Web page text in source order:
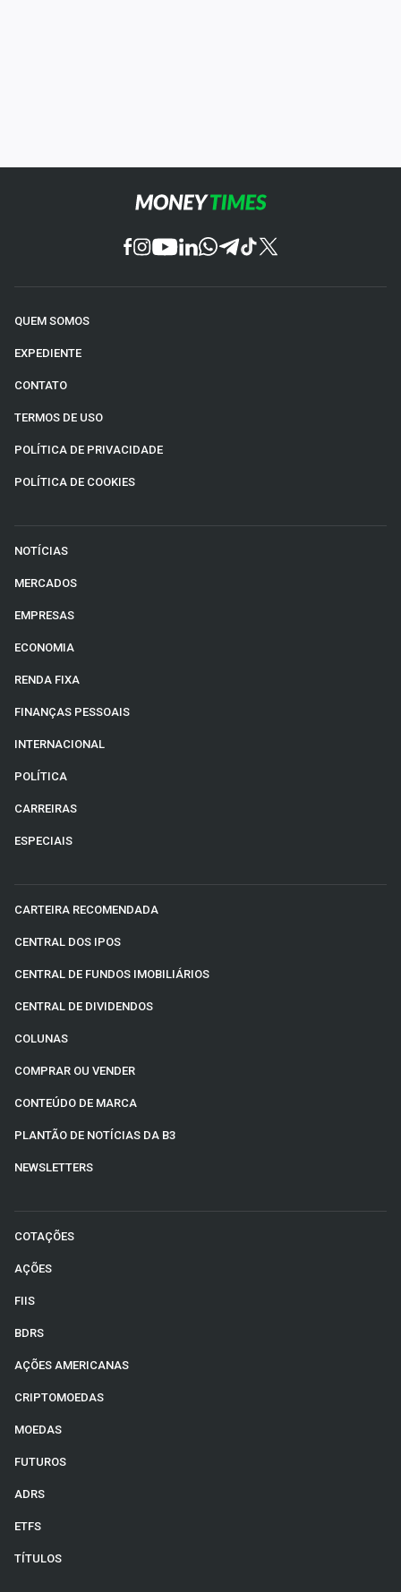
QUEM SOMOS
EXPEDIENTE
CONTATO
TERMOS DE USO
POLÍTICA DE PRIVACIDADE
POLÍTICA DE COOKIES
NOTÍCIAS
MERCADOS
EMPRESAS
ECONOMIA
RENDA FIXA
FINANÇAS PESSOAIS
INTERNACIONAL
POLÍTICA
CARREIRAS
ESPECIAIS
CARTEIRA RECOMENDADA
CENTRAL DOS IPOS
CENTRAL DE FUNDOS IMOBILIÁRIOS
CENTRAL DE DIVIDENDOS
COLUNAS
COMPRAR OU VENDER
CONTEÚDO DE MARCA
PLANTÃO DE NOTÍCIAS DA B3
NEWSLETTERS
COTAÇÕES
AÇÕES
FIIS
BDRS
AÇÕES AMERICANAS
CRIPTOMOEDAS
MOEDAS
FUTUROS
ADRS
ETFS
TÍTULOS